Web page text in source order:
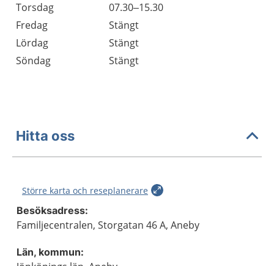
Torsdag
07.30–15.30
Fredag
Stängt
Lördag
Stängt
Söndag
Stängt
Hitta oss
Större karta och reseplanerare
Besöksadress:
Familjecentralen, Storgatan 46 A, Aneby
Län, kommun: